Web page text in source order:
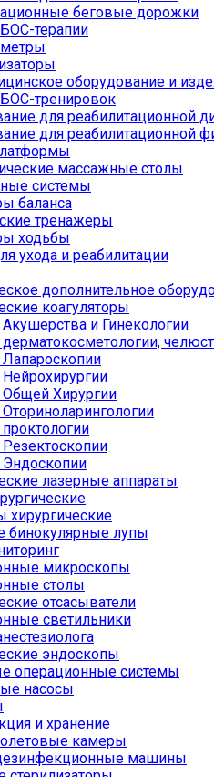
беговые дорожки
терапии
оборудование и
тренировок
для реабилитационной
для реабилитационной
массажные столы
системы
баланса
тренажёры
ходьбы
ухода и реабилитации
дополнительное
коагуляторы
и Гинекологии
Хирургии
лазерные аппараты
хирургические
бинокулярные лупы
микроскопы
столы
отсасыватели
светильники
эндоскопы
операционные системы
насосы
и хранение
камеры
машины